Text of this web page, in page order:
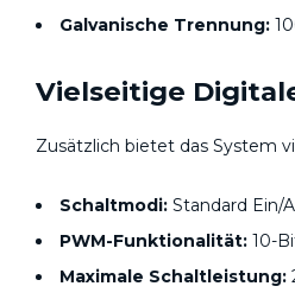
Galvanische Trennung:
Vielseitige
Zusätzlich bietet das System
Schaltmodi: Standard Ein/
PWM-Funktionalität: 10-
Maximale Schaltleistung: